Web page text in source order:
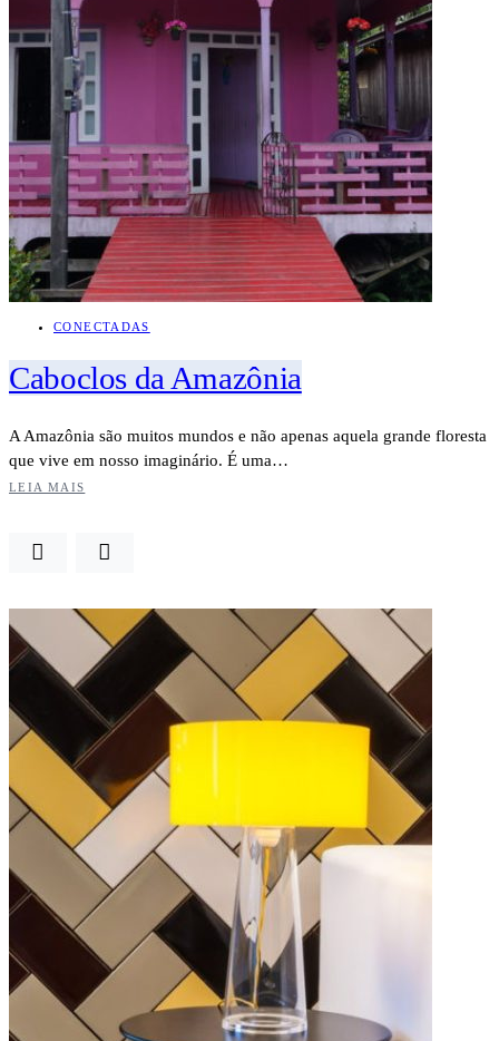
CONECTADAS
Caboclos da Amazônia
A Amazônia são muitos mundos e não apenas aquela grande floresta
que vive em nosso imaginário. É uma…
LEIA MAIS